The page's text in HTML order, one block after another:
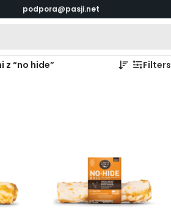
podpora@pasji.net
z “no hide” Filters